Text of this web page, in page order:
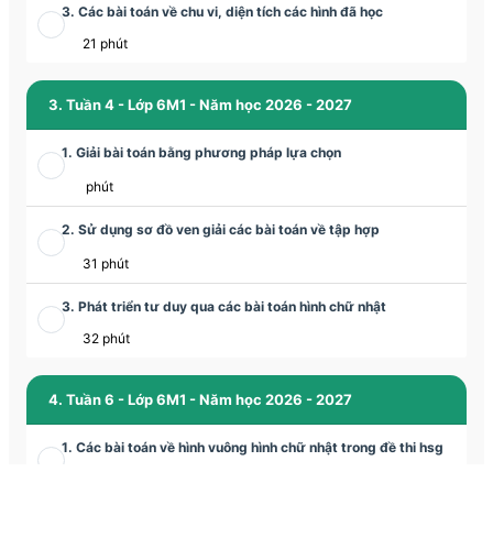
3. Các bài toán về chu vi, diện tích các hình đã học
21 phút
3. Tuần 4 - Lớp 6M1 - Năm học 2026 - 2027
1. Giải bài toán bằng phương pháp lựa chọn
phút
2. Sử dụng sơ đồ ven giải các bài toán về tập hợp
31 phút
3. Phát triển tư duy qua các bài toán hình chữ nhật
32 phút
4. Tuần 6 - Lớp 6M1 - Năm học 2026 - 2027
1. Các bài toán về hình vuông hình chữ nhật trong đề thi hsg